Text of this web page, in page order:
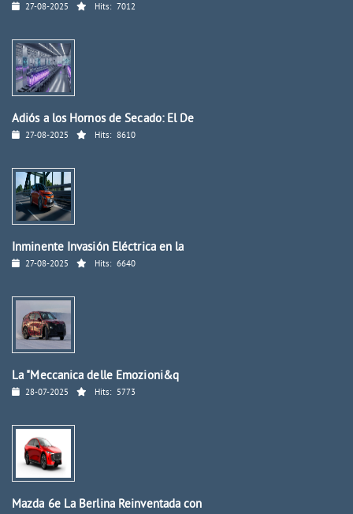
27-08-2025 Hits: 7012
Adiós a los Hornos de Secado: El De
27-08-2025 Hits: 8610
Inminente Invasión Eléctrica en la
27-08-2025 Hits: 6640
La "Meccanica delle Emozioni&q
28-07-2025 Hits: 5773
Mazda 6e La Berlina Reinventada con